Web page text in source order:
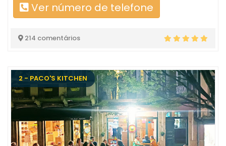
Ver número de telefone
214 comentários
2 - PACO'S KITCHEN